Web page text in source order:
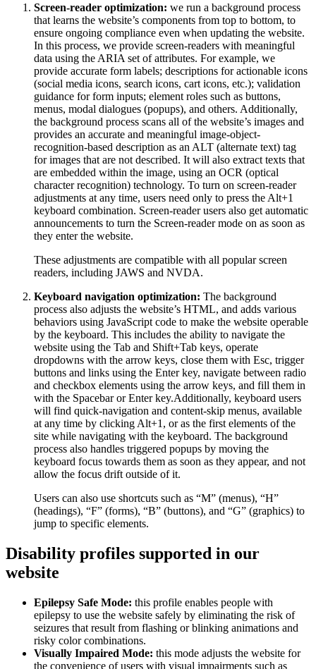
Screen-reader optimization: we run a background process
that learns the website’s components from top to bottom, to
ensure ongoing compliance even when updating the website.
In this process, we provide screen-readers with meaningful
data using the ARIA set of attributes. For example, we
provide accurate form labels; descriptions for actionable icons
(social media icons, search icons, cart icons, etc.); validation
guidance for form inputs; element roles such as buttons,
menus, modal dialogues (popups), and others. Additionally,
the background process scans all of the website’s images and
provides an accurate and meaningful image-object-
recognition-based description as an ALT (alternate text) tag
for images that are not described. It will also extract texts that
are embedded within the image, using an OCR (optical
character recognition) technology. To turn on screen-reader
adjustments at any time, users need only to press the Alt+1
keyboard combination. Screen-reader users also get automatic
announcements to turn the Screen-reader mode on as soon as
they enter the website.
These adjustments are compatible with all popular screen
readers, including JAWS and NVDA.
Keyboard navigation optimization: The background
process also adjusts the website’s HTML, and adds various
behaviors using JavaScript code to make the website operable
by the keyboard. This includes the ability to navigate the
website using the Tab and Shift+Tab keys, operate
dropdowns with the arrow keys, close them with Esc, trigger
buttons and links using the Enter key, navigate between radio
and checkbox elements using the arrow keys, and fill them in
with the Spacebar or Enter key.Additionally, keyboard users
will find quick-navigation and content-skip menus, available
at any time by clicking Alt+1, or as the first elements of the
site while navigating with the keyboard. The background
process also handles triggered popups by moving the
keyboard focus towards them as soon as they appear, and not
allow the focus drift outside of it.
Users can also use shortcuts such as “M” (menus), “H”
(headings), “F” (forms), “B” (buttons), and “G” (graphics) to
jump to specific elements.
Disability profiles supported in our
website
Epilepsy Safe Mode: this profile enables people with
epilepsy to use the website safely by eliminating the risk of
seizures that result from flashing or blinking animations and
risky color combinations.
Visually Impaired Mode: this mode adjusts the website for
the convenience of users with visual impairments such as